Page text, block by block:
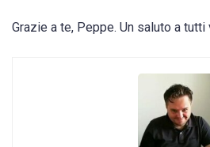
Grazie a te, Peppe. Un saluto a